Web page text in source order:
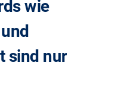
wie
sind nur